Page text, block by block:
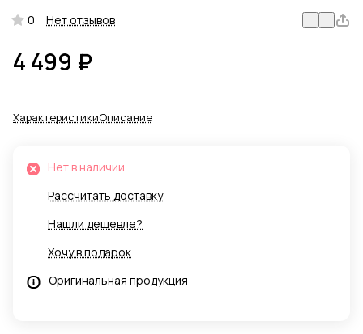
0 Нет отзывов
4 499 ₽
ХарактеристикиОписание
Нет в наличии
Рассчитать доставку
Нашли дешевле?
Хочу в подарок
Оригинальная продукция